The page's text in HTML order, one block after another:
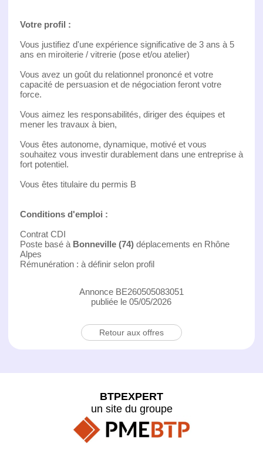
Votre profil :
Vous justifiez d'une expérience significative de 3 ans à 5
ans en miroiterie / vitrerie (pose et/ou atelier)
Vous avez un goût du relationnel prononcé et votre
capacité de persuasion et de négociation feront votre
force.
Vous aimez les responsabilités, diriger des équipes et
mener les travaux à bien,
Vous êtes autonome, dynamique, motivé et vous
souhaitez vous investir durablement dans une entreprise à
fort potentiel.
Vous êtes titulaire du permis B
Conditions d'emploi :
Contrat CDI
Poste basé à Bonneville (74)déplacements en Rhône
Alpes
Rémunération : à définir selon profil
Annonce BE260505083051
publiée le 05/05/2026
Retour aux offres
BTPEXPERT
un site du groupe